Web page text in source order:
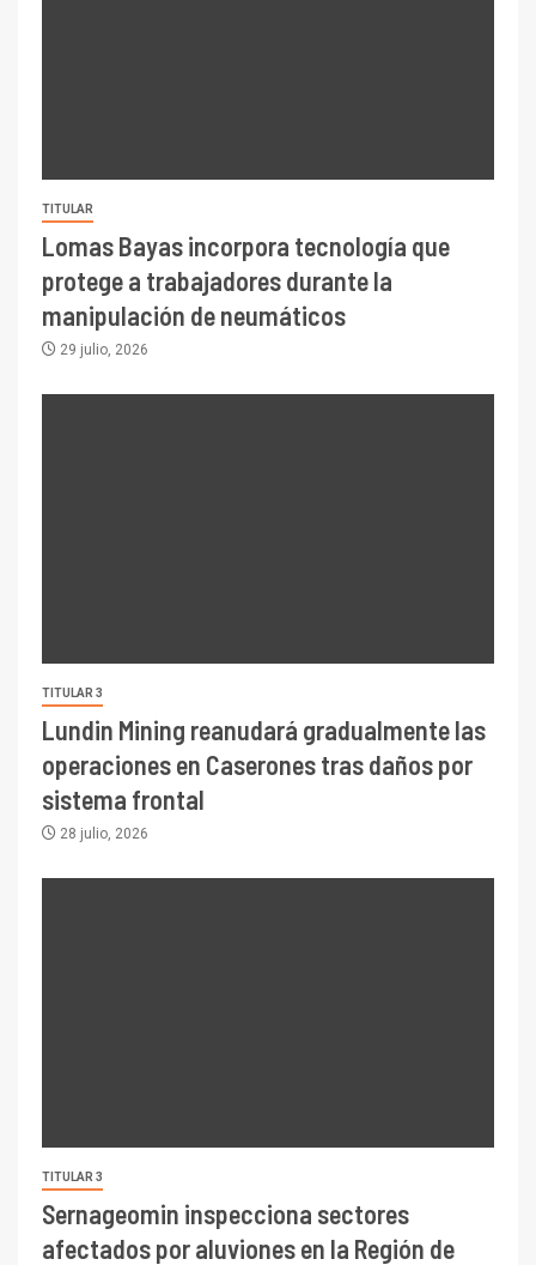
TITULAR
Lomas Bayas incorpora tecnología que
protege a trabajadores durante la
manipulación de neumáticos
29 julio, 2026
TITULAR 3
Lundin Mining reanudará gradualmente las
operaciones en Caserones tras daños por
sistema frontal
28 julio, 2026
TITULAR 3
Sernageomin inspecciona sectores
afectados por aluviones en la Región de